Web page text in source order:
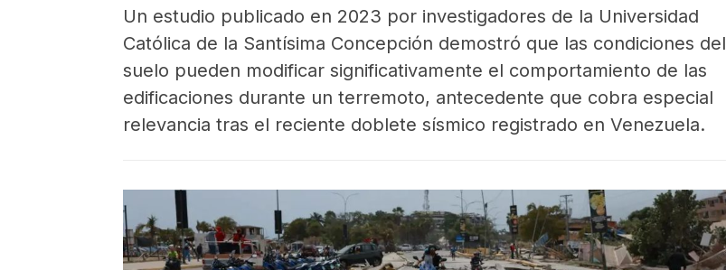
Un estudio publicado en 2023 por investigadores de la Universidad
Católica de la Santísima Concepción demostró que las condiciones del
suelo pueden modificar significativamente el comportamiento de las
edificaciones durante un terremoto, antecedente que cobra especial
relevancia tras el reciente doblete sísmico registrado en Venezuela.